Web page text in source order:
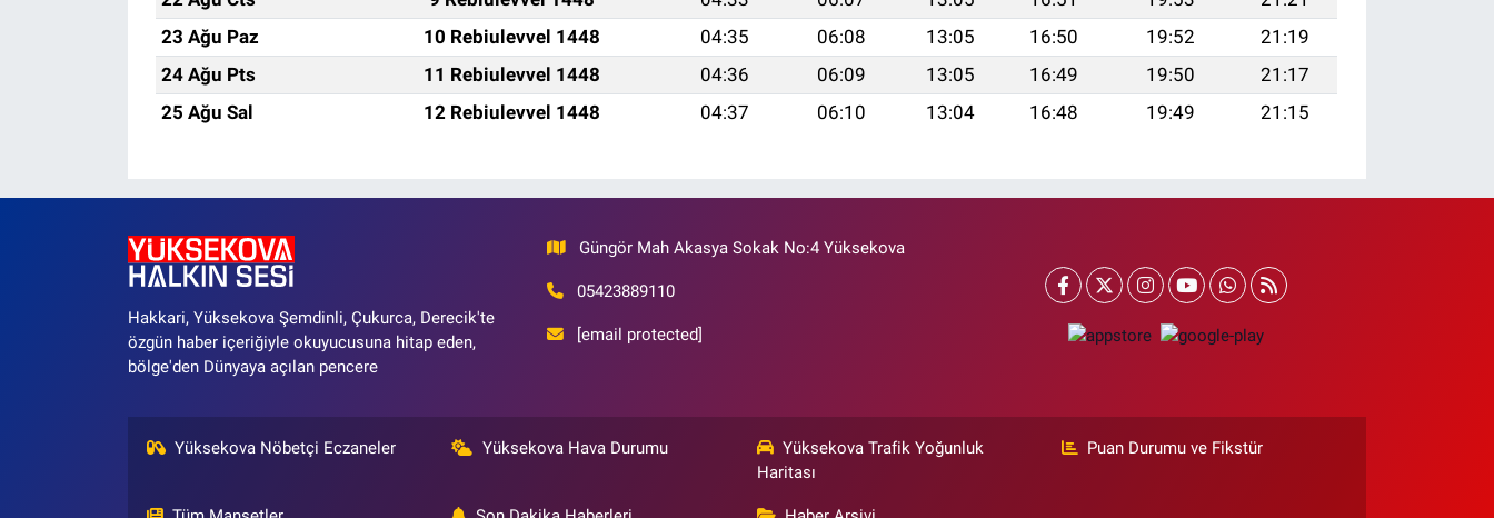
23 Ağu Paz
10 Rebiulevvel 1448 04:35 06:08 13:05 16:50 19:52
21:19
24 Ağu Pts
11 Rebiulevvel 1448 04:36 06:09 13:05 16:49 19:50
21:17
25 Ağu Sal
12 Rebiulevvel 1448 04:37 06:10 13:04 16:48 19:49 21:15
Hakkari, Yüksekova Şemdinli, Çukurca, Derecik'te
özgün haber içeriğiyle okuyucusuna hitap eden,
bölge'den Dünyaya açılan pencere
Güngör Mah Akasya Sokak No:4 Yüksekova
05423889110
[email protected]
Yüksekova Nöbetçi Eczaneler Yüksekova Hava Durumu
Yüksekova Trafik Yoğunluk
Haritası
Puan Durumu ve Fikstür